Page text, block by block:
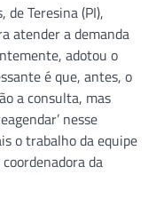
Teresina (PI),
atender a demanda
adotou o
é que, antes, o
a consulta, mas
nesse
o trabalho da equipe
da